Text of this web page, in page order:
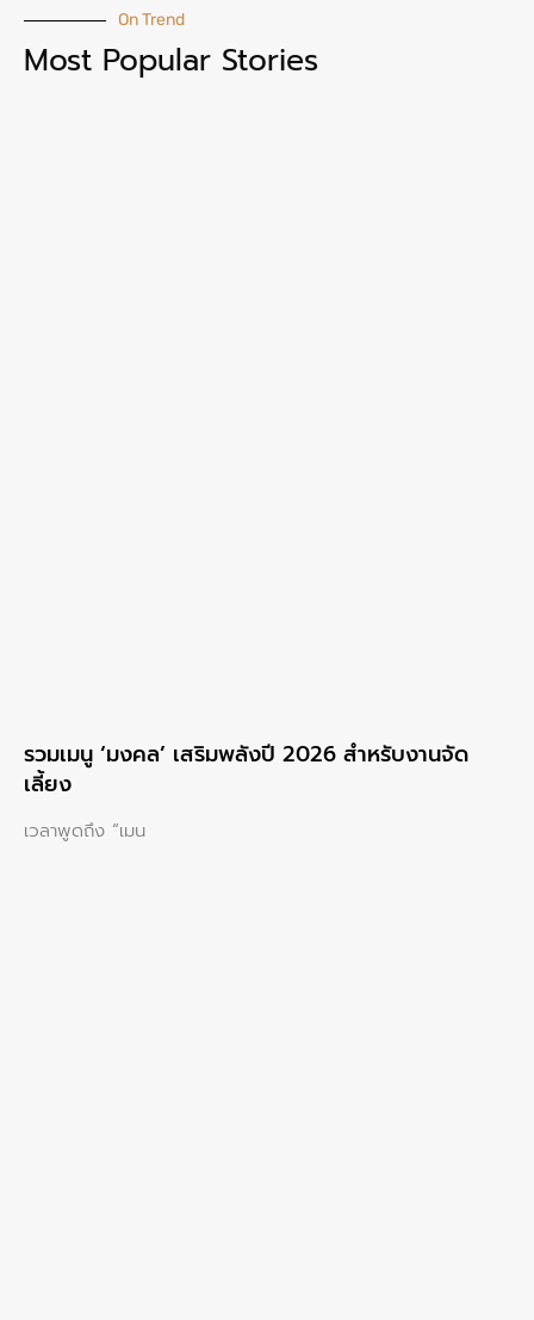
On Trend
Most Popular Stories
รวมเมนู ‘มงคล’ เสริมพลังปี 2026 สำหรับงานจัด
เลี้ยง
เวลาพูดถึง “เมน